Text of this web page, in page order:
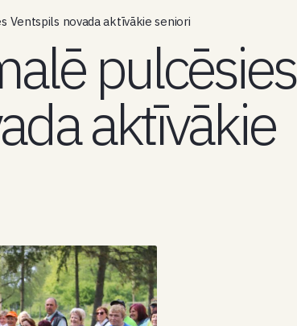
Ventspils novada aktīvākie seniori
pulcēsies
aktīvākie